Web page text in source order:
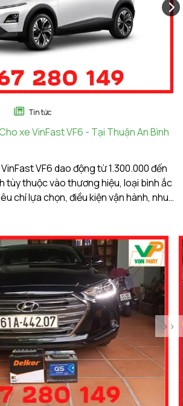
Tin tức
xe VinFast VF6 - Tại Thuận An Bình
VF6 dao động từ 1.300.000 đến
tùy thuộc vào thương hiệu, loại bình ắc
chí lựa chọn, điều kiện vận hành, nhu
>>